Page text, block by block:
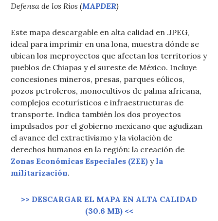
Defensa de los Ríos (MAPDER)
Este mapa descargable en alta calidad en .JPEG,
ideal para imprimir en una lona, muestra dónde se
ubican los meproyectos que afectan los territorios y
pueblos de Chiapas y el sureste de México. Incluye
concesiones mineros, presas, parques eólicos,
pozos petroleros, monocultivos de palma africana,
complejos ecoturísticos e infraestructuras de
transporte. Indica también los dos proyectos
impulsados por el gobierno mexicano que agudizan
el avance del extractivismo y la violación de
derechos humanos en la región: la creación de
Zonas Económicas Especiales (ZEE) yla
militarización.
>> DESCARGAR EL MAPA EN ALTA CALIDAD
(30.6 MB) <<